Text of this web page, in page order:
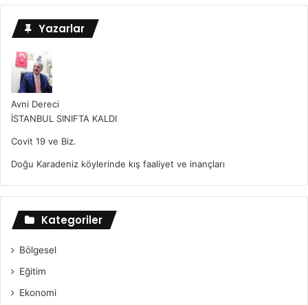
Yazarlar
Avni Dereci
İSTANBUL SINIFTA KALDI
Covit 19 ve Biz.
Doğu Karadeniz köylerinde kış faaliyet ve inançları
Kategoriler
Bölgesel
Eğitim
Ekonomi